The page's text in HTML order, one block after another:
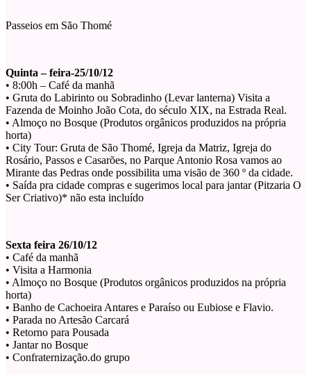
Passeios em São Thomé
Quinta – feira-25/10/12
• 8:00h – Café da manhã
• Gruta do Labirinto ou Sobradinho (Levar lanterna) Visita a
Fazenda de Moinho João Cota, do século XIX, na Estrada Real.
• Almoço no Bosque (Produtos orgânicos produzidos na própria
horta)
• City Tour: Gruta de São Thomé, Igreja da Matriz, Igreja do
Rosário, Passos e Casarões, no Parque Antonio Rosa vamos ao
Mirante das Pedras onde possibilita uma visão de 360 º da cidade.
• Saída pra cidade compras e sugerimos local para jantar (Pitzaria O
Ser Criativo)* não esta incluído
Sexta feira 26/10/12
• Café da manhã
• Visita a Harmonia
• Almoço no Bosque (Produtos orgânicos produzidos na própria
horta)
• Banho de Cachoeira Antares e Paraíso ou Eubiose e Flavio.
• Parada no Artesão Carcará
• Retorno para Pousada
• Jantar no Bosque
• Confraternização.do grupo